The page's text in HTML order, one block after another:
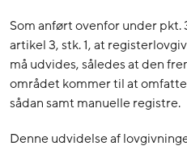
Som anført ovenfor under
artikel 3, stk. 1, at
må udvides, således at den
området kommer til at
sådan samt manuelle registre.
Denne udvidelse af